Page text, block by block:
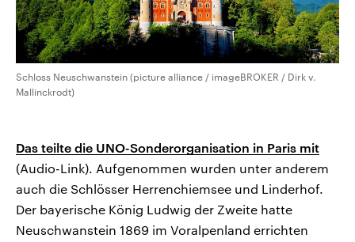
Schloss Neuschwanstein (picture alliance / imageBROKER / Dirk v.
Mallinckrodt)
Das teilte die UNO-Sonderorganisation in Paris mit
(Audio-Link). Aufgenommen wurden unter anderem
auch die Schlösser Herrenchiemsee und Linderhof.
Der bayerische König Ludwig der Zweite hatte
Neuschwanstein 1869 im Voralpenland errichten